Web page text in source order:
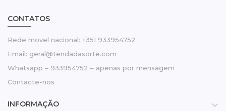
CONTATOS
Rede movel nacional: +351 933954752
Email: geral@tendadasorte.com
Whatsapp – 933954752 – apenas por mensagem
Contacte-nos
INFORMAÇÃO 